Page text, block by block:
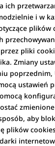
ich
i w
plików
pliki
Zmiany
poprzednim,
ustawień
aby
plików